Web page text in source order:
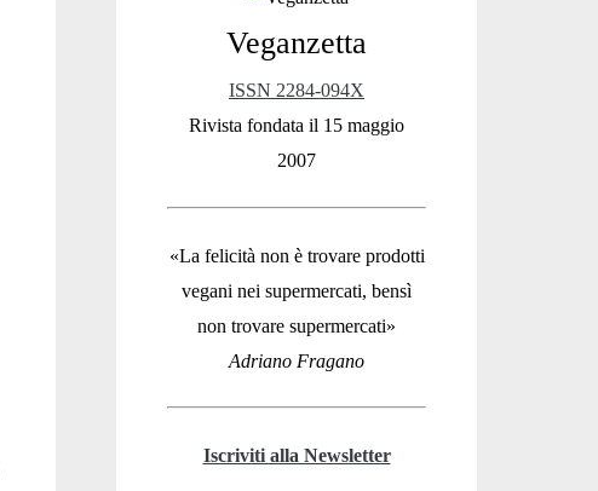
Sidebar
Veganzetta
ISSN 2284-094X
Rivista fondata il 15 maggio
2007
«La felicità non è trovare prodotti
vegani nei supermercati, bensì
non trovare supermercati»
Adriano Fragano
Iscriviti alla Newsletter